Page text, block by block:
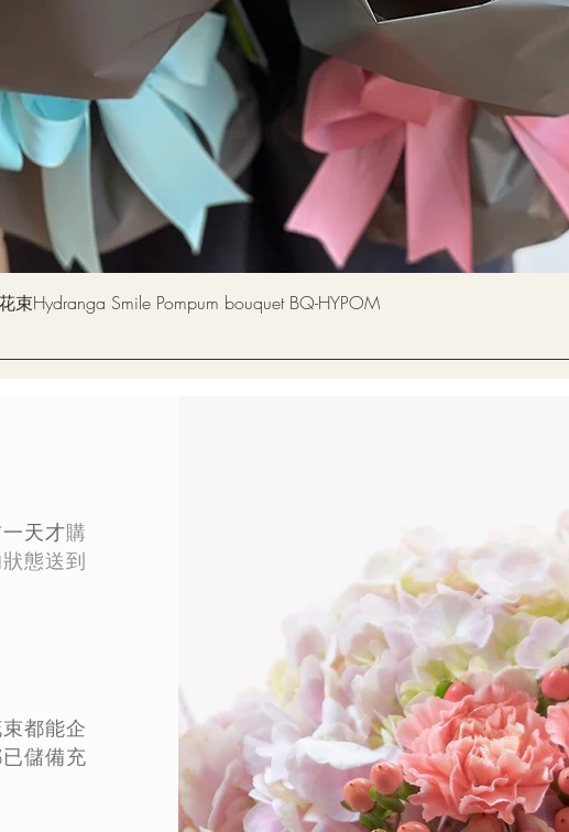
快速瀏覽
束Hydranga Smile Pompum bouquet BQ-HYPOM
天才購
態送到
都能企
儲備充